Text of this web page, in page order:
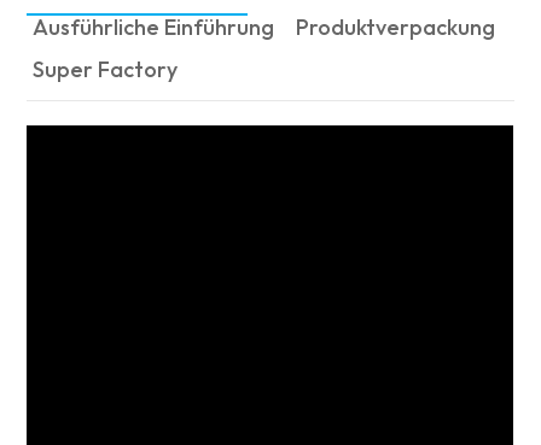
Ausführliche Einführung
Produktverpackung
Super Factory